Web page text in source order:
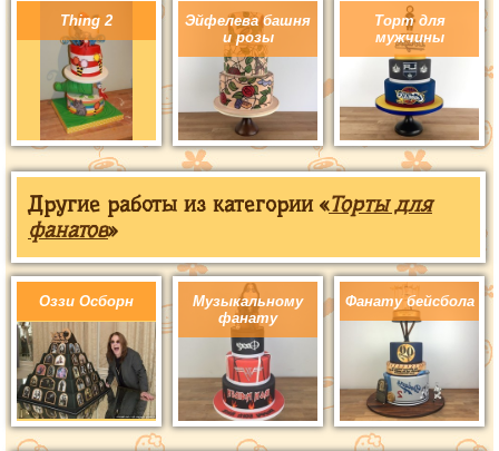
Thing 2
Эйфелева башня
и розы
Торт для
мужчины
Другие работы из категории «Торты для
фанатов»
Оззи Осборн
Музыкальному
фанату
Фанату бейсбола